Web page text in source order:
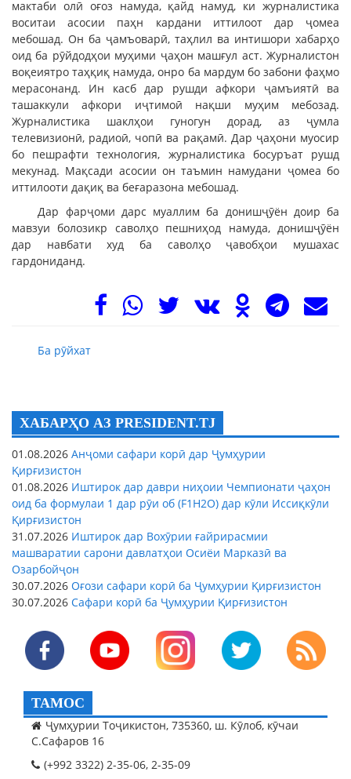
мактаби олӣ оғоз намуда, қайд намуд, ки журналистика
воситаи асосии паҳн кардани иттилоот дар ҷомеа
мебошад. Он ба ҷамъоварӣ, таҳлил ва интишори хабарҳо
оид ба рӯйдодҳои муҳими ҷаҳон машғул аст. Журналистон
воқеиятро таҳқиқ намуда, онро ба мардум бо забони фаҳмо
мерасонанд. Ин касб дар рушди афкори ҷамъиятӣ ва
ташаккули афкори иҷтимоӣ нақши муҳим мебозад.
Журналистика шаклҳои гуногун дорад, аз ҷумла
телевизионӣ, радиоӣ, чопӣ ва рақамӣ. Дар ҷаҳони муосир
бо пешрафти технология, журналистика босуръат рушд
мекунад. Мақсади асосии он таъмин намудани ҷомеа бо
иттилооти дақиқ ва беғаразона мебошад.
Дар фарҷоми дарс муаллим ба донишҷӯён доир ба
мавзуи болозикр саволҳо пешниҳод намуда, донишҷӯён
дар навбати худ ба саволҳо ҷавобҳои мушахас
гардониданд.
Ба рӯйхат
ХАБАРҲО АЗ PRESIDENT.TJ
01.08.2026 Анҷоми сафари корӣ дар Ҷумҳурии
Қирғизистон
01.08.2026 Иштирок дар даври ниҳоии Чемпионати ҷаҳон
оид ба формулаи 1 дар рӯи об (F1H2O) дар кӯли Иссиқкӯли
Қирғизистон
31.07.2026 Иштирок дар Вохӯрии ғайрирасмии
машваратии сарони давлатҳои Осиёи Марказӣ ва
Озарбойҷон
30.07.2026 Оғози сафари корӣ ба Ҷумҳурии Қирғизистон
30.07.2026 Сафари корӣ ба Ҷумҳурии Қирғизистон
ТАМОС
Ҷумҳурии Тоҷикистон, 735360, ш. Кӯлоб, кӯчаи
С.Сафаров 16
(+992 3322) 2-35-06, 2-35-09